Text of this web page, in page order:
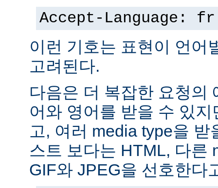
Accept-Language: fr
이런 기호는 표현이 언어
고려된다.
다음은 더 복잡한 요청의
어와 영어를 받을 수 있
고, 여러 media type을
스트 보다는 HTML, 다른
GIF와 JPEG을 선호한다